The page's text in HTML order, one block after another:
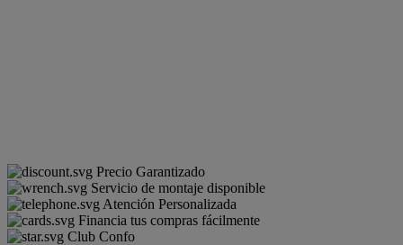
Precio Garantizado
Servicio de montaje disponible
Atención Personalizada
Financia tus compras fácilmente
Club Confo